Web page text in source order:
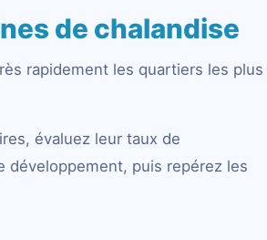
de chalandise
rapidement les quartiers les plus
évaluez leur taux de
développement, puis repérez les